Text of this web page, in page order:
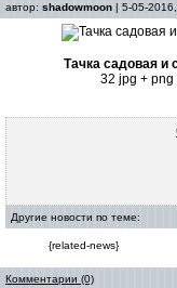
автор: shadowmoon | 5-05-
Тачка садовая и
32 jpg +
Другие новости по теме:
{related-news}
Комментарии (0)